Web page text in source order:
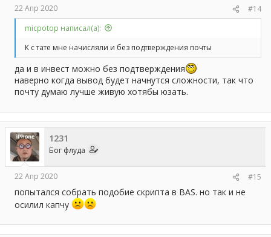
22 Апр 2020
#14
micpotop написал(а):
К с тате мне начисляли и без подтверждения почты
да и в инвест можно без подтверждения
наверно когда вывод будет начнутся сложности, так что
почту думаю лучше живую хотябы юзать.
1231
Бог флуда
22 Апр 2020 #15
попытался собрать подобие скрипта в BAS. но так и не
осилил капчу